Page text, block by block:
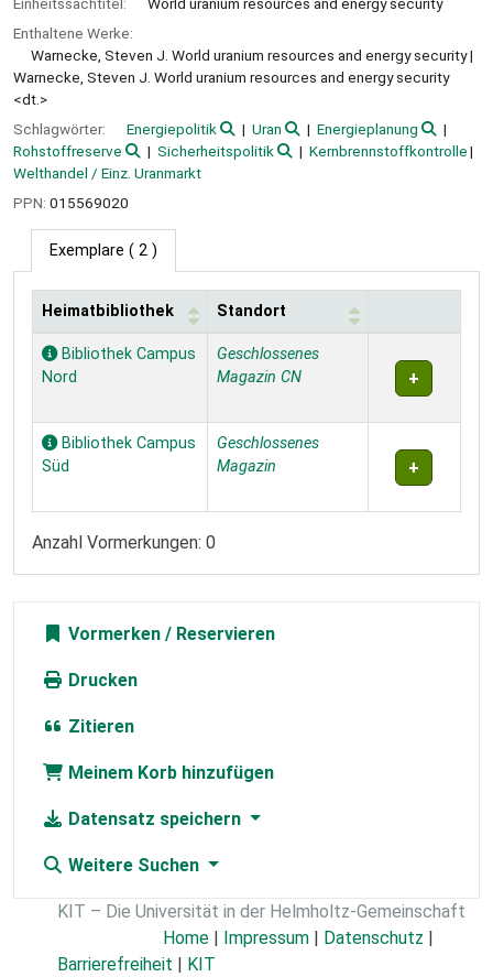
Enthaltene Werke:
Warnecke, Steven J. World uranium resources and energy security
Warnecke, Steven J. World uranium resources and energy security
<dt.>
Schlagwörter:
Energiepolitik Uran
Energieplanung
Rohstoffreserve
Sicherheitspolitik
Kernbrennstoffkontrolle
Welthandel / Einz. Uranmarkt
PPN: 015569020
Exemplare ( 2 )
Exemplare
Heimatbibliothek Standort
Bibliothek Campus
Nord
Geschlossenes
Magazin CN
Bibliothek Campus
Süd
Geschlossenes
Magazin
Anzahl Vormerkungen: 0
Vormerken
Drucken
Zitieren
Meinem Korb hinzufügen
Datensatz speichern
Weitere Suchen
KIT – Die Universität in der Helmholtz-Gemeinschaft
Home
Impressum Datenschutz
Barrierefreiheit
KIT